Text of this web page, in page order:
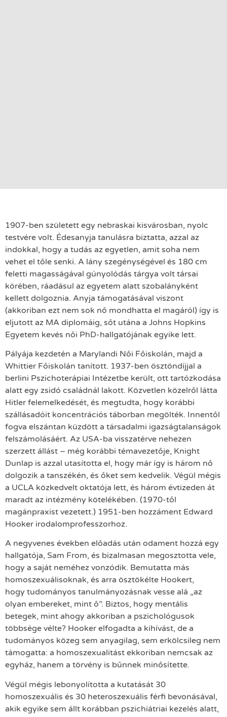
1907-ben született egy nebraskai kisvárosban, nyolc
testvére volt. Édesanyja tanulásra biztatta, azzal az
indokkal, hogy a tudás az egyetlen, amit soha nem
vehet el tőle senki. A lány szegénységével és 180 cm
feletti magasságával gúnyolódás tárgya volt társai
körében, ráadásul az egyetem alatt szobalányként
kellett dolgoznia. Anyja támogatásával viszont
(akkoriban ezt nem sok nő mondhatta el magáról) így is
eljutott az MA diplomáig, sőt utána a Johns Hopkins
Egyetem kevés női PhD-hallgatójának egyike lett.
Pályája kezdetén a Marylandi Női Főiskolán, majd a
Whittier Főiskolán tanított. 1937-ben ösztöndíjjal a
berlini Pszichoterápiai Intézetbe került, ott tartózkodása
alatt egy zsidó családnál lakott. Közvetlen közelről látta
Hitler felemelkedését, és megtudta, hogy korábbi
szállásadóit koncentrációs táborban megölték. Innentől
fogva elszántan küzdött a társadalmi igazságtalanságok
felszámolásáért. Az USA-ba visszatérve nehezen
szerzett állást – még korábbi témavezetője, Knight
Dunlap is azzal utasította el, hogy már így is három nő
dolgozik a tanszékén, és őket sem kedvelik. Végül mégis
a UCLA közkedvelt oktatója lett, és három évtizeden át
maradt az intézmény kötelékében. (1970-től
magánpraxist vezetett.) 1951-ben hozzáment Edward
Hooker irodalomprofesszorhoz.
A negyvenes években előadás után odament hozzá egy
hallgatója, Sam From, és bizalmasan megosztotta vele,
hogy a saját neméhez vonzódik. Bemutatta más
homoszexuálisoknak, és arra ösztökélte Hookert,
hogy tudományos tanulmányozásnak vesse alá „az
olyan embereket, mint ő”. Biztos, hogy mentális
betegek, mint ahogy akkoriban a pszichológusok
többsége vélte? Hooker elfogadta a kihívást, de a
tudományos közeg sem anyagilag, sem erkölcsileg nem
támogatta: a homoszexualitást ekkoriban nemcsak az
egyház, hanem a törvény is bűnnek minősítette.
Végül mégis lebonyolította a kutatását 30
homoszexuális és 30 heteroszexuális férfi bevonásával,
akik egyike sem állt korábban pszichiátriai kezelés alatt,